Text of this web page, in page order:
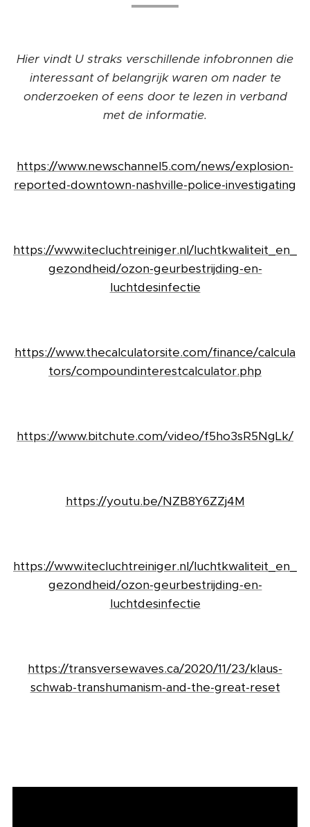
Hier vindt U straks verschillende infobronnen die
interessant of belangrijk waren om nader te
onderzoeken of eens door te lezen in verband
met de informatie.
https://www.newschannel5.com/news/explosion-
reported-downtown-nashville-police-investigating
https://www.itecluchtreiniger.nl/luchtkwaliteit_en_
gezondheid/ozon-geurbestrijding-en-
luchtdesinfectie
https://www.thecalculatorsite.com/finance/calcula
tors/compoundinterestcalculator.php
https://www.bitchute.com/video/f5ho3sR5NgLk/
https://youtu.be/NZB8Y6ZZj4M
https://www.itecluchtreiniger.nl/luchtkwaliteit_en_
gezondheid/ozon-geurbestrijding-en-
luchtdesinfectie
https://transversewaves.ca/2020/11/23/klaus-
schwab-transhumanism-and-the-great-reset